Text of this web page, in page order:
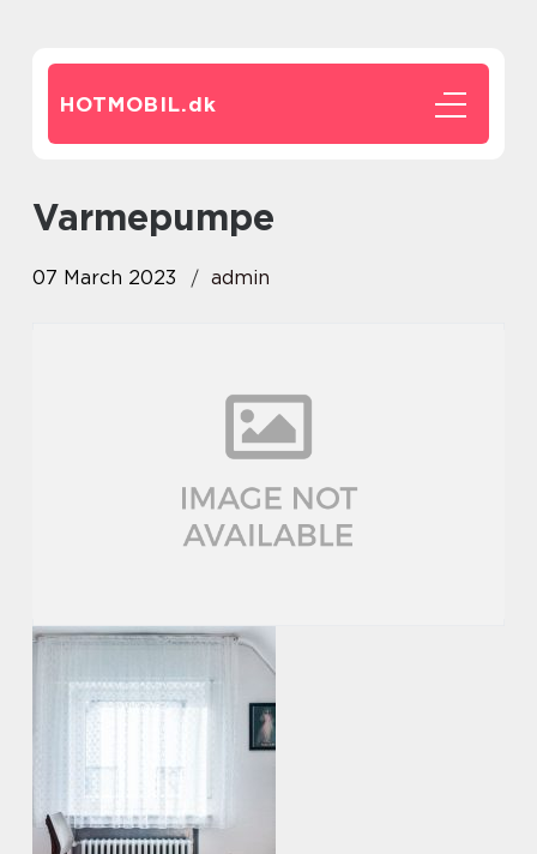
HOTMOBIL.dk
Varmepumpe
07 March 2023 admin